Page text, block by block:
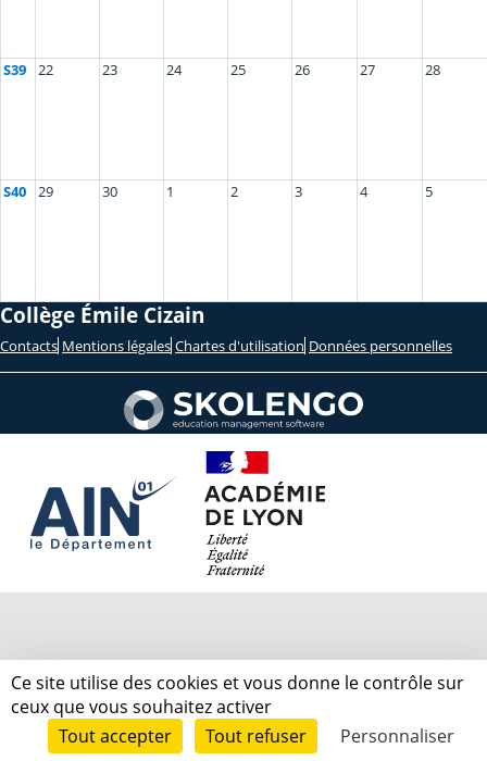
S39 22 23 24 25 26 27 28
S40 29 30 1 2 3 4 5
Collège Émile Cizain
Contacts Mentions légales Chartes d'utilisation Données personnelles
Ce site utilise des cookies et vous donne le contrôle sur
ceux que vous souhaitez activer
Tout accepter
Tout refuser Personnaliser